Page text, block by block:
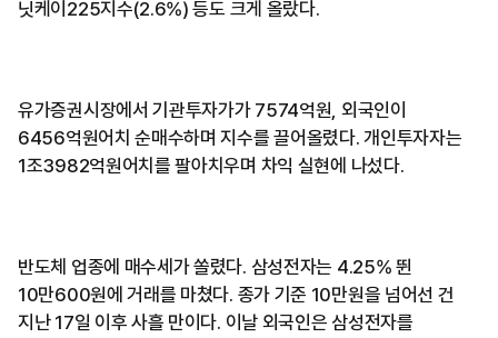
닛케이225지수(2.6%) 등도 크게 올랐다.
유가증권시장에서 기관투자가가 7574억원, 외국인이
6456억원어치 순매수하며 지수를 끌어올렸다. 개인투자자는
1조3982억원어치를 팔아치우며 차익 실현에 나섰다.
반도체 업종에 매수세가 쏠렸다. 삼성전자는 4.25% 뛴
10만600원에 거래를 마쳤다. 종가 기준 10만원을 넘어선 건
지난 17일 이후 사흘 만이다. 이날 외국인은 삼성전자를